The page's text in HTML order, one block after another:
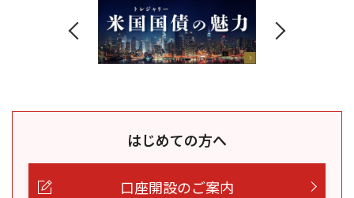
はじめての方へ
口座開設のご案内